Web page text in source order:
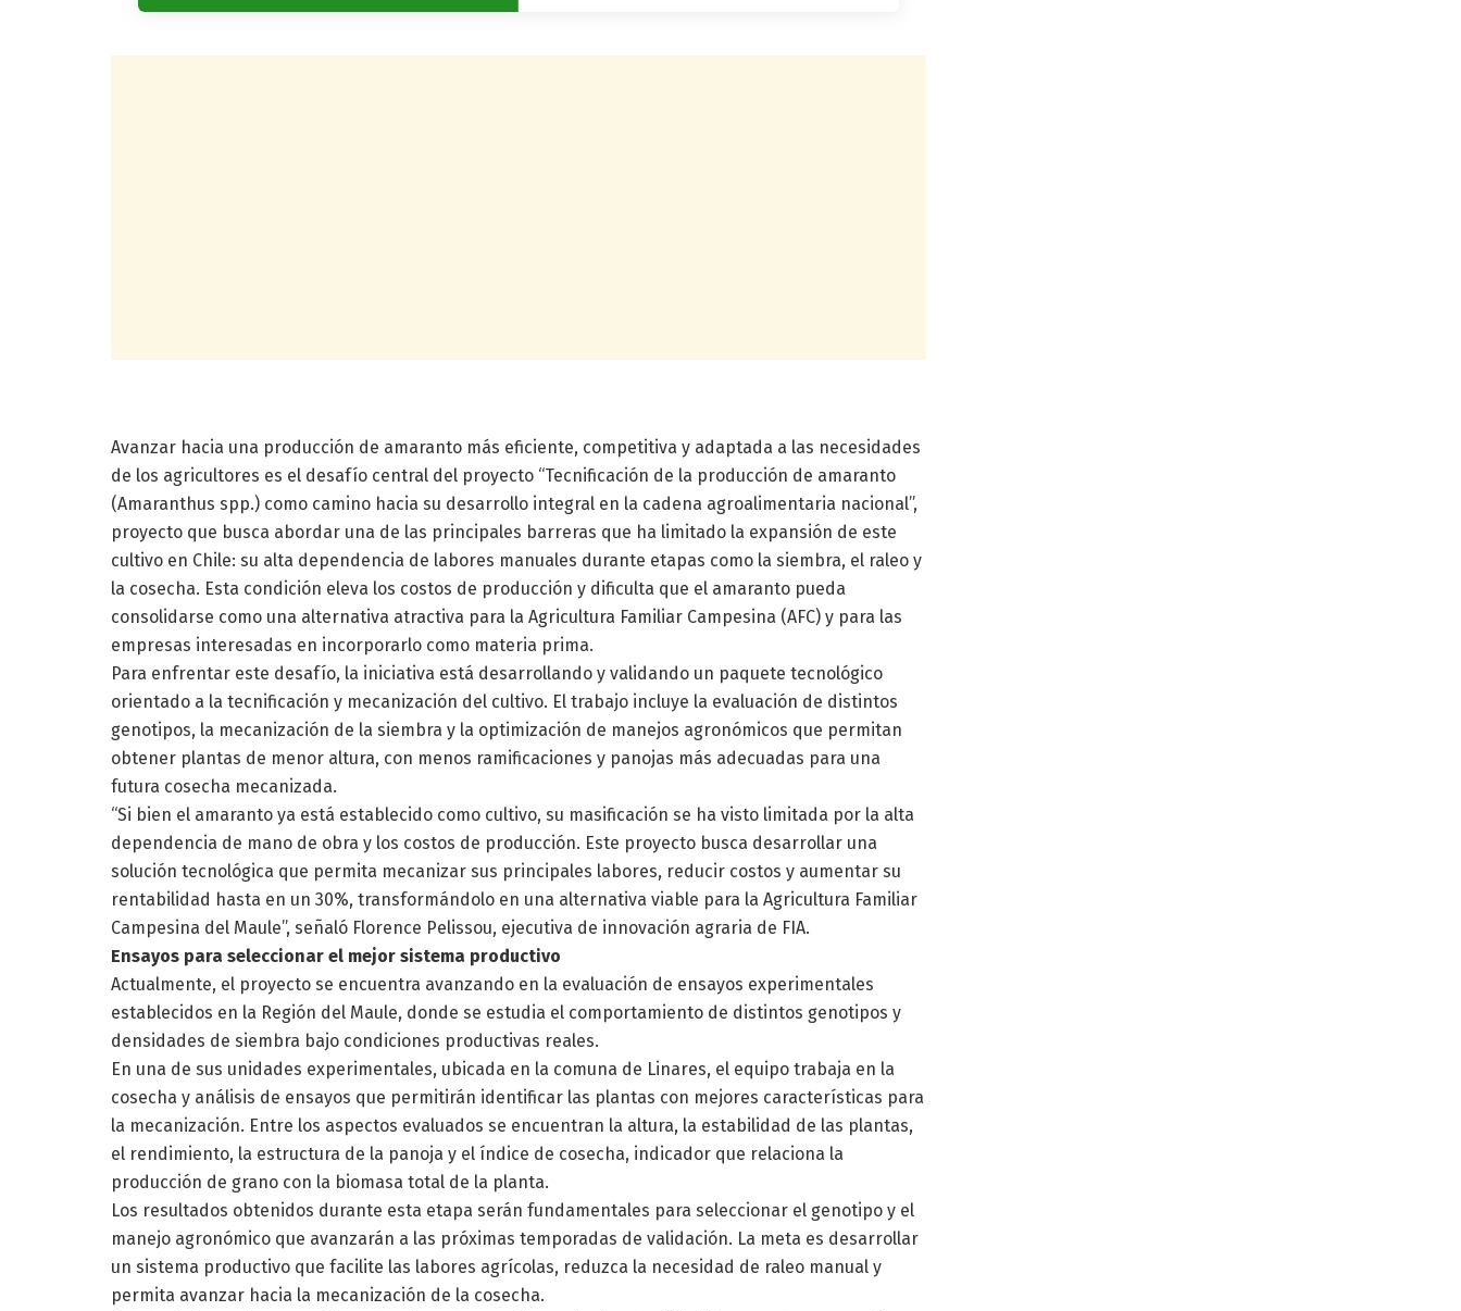
Avanzar hacia una producción de amaranto más eficiente, competitiva y adaptada a las necesidades
de los agricultores es el desafío central del proyecto “Tecnificación de la producción de amaranto
(Amaranthus spp.) como camino hacia su desarrollo integral en la cadena agroalimentaria nacional”,
proyecto que busca abordar una de las principales barreras que ha limitado la expansión de este
cultivo en Chile: su alta dependencia de labores manuales durante etapas como la siembra, el raleo y
la cosecha. Esta condición eleva los costos de producción y dificulta que el amaranto pueda
consolidarse como una alternativa atractiva para la Agricultura Familiar Campesina (AFC) y para las
empresas interesadas en incorporarlo como materia prima.
Para enfrentar este desafío, la iniciativa está desarrollando y validando un paquete tecnológico
orientado a la tecnificación y mecanización del cultivo. El trabajo incluye la evaluación de distintos
genotipos, la mecanización de la siembra y la optimización de manejos agronómicos que permitan
obtener plantas de menor altura, con menos ramificaciones y panojas más adecuadas para una
futura cosecha mecanizada.
“Si bien el amaranto ya está establecido como cultivo, su masificación se ha visto limitada por la alta
dependencia de mano de obra y los costos de producción. Este proyecto busca desarrollar una
solución tecnológica que permita mecanizar sus principales labores, reducir costos y aumentar su
rentabilidad hasta en un 30%, transformándolo en una alternativa viable para la Agricultura Familiar
Campesina del Maule”, señaló Florence Pelissou, ejecutiva de innovación agraria de FIA.
Ensayos para seleccionar el mejor sistema productivo
Actualmente, el proyecto se encuentra avanzando en la evaluación de ensayos experimentales
establecidos en la Región del Maule, donde se estudia el comportamiento de distintos genotipos y
densidades de siembra bajo condiciones productivas reales.
En una de sus unidades experimentales, ubicada en la comuna de Linares, el equipo trabaja en la
cosecha y análisis de ensayos que permitirán identificar las plantas con mejores características para
la mecanización. Entre los aspectos evaluados se encuentran la altura, la estabilidad de las plantas,
el rendimiento, la estructura de la panoja y el índice de cosecha, indicador que relaciona la
producción de grano con la biomasa total de la planta.
Los resultados obtenidos durante esta etapa serán fundamentales para seleccionar el genotipo y el
manejo agronómico que avanzarán a las próximas temporadas de validación. La meta es desarrollar
un sistema productivo que facilite las labores agrícolas, reduzca la necesidad de raleo manual y
permita avanzar hacia la mecanización de la cosecha.